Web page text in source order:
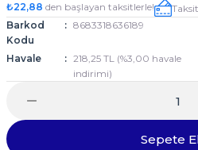
₺22,88 den başlayan taksitlerle!
Barkod
Kodu
8683318636189
Havale
218,25 TL (%3,00 havale
indirimi)
Sepete